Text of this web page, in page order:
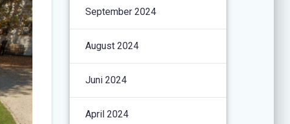
September 2024
August 2024
Juni 2024
April 2024